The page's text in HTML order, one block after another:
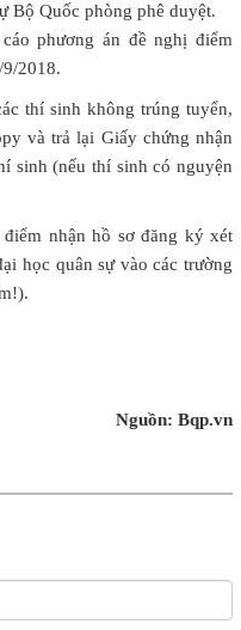
Bộ Quốc phòng phê duyệt.
phương án đề nghị điểm
2018.
thí sinh không trúng tuyển,
và trả lại Giấy chứng nhận
sinh (nếu thí sinh có nguyện
nhận hồ sơ đăng ký xét
học quân sự vào các trường
Nguồn: Bqp.vn